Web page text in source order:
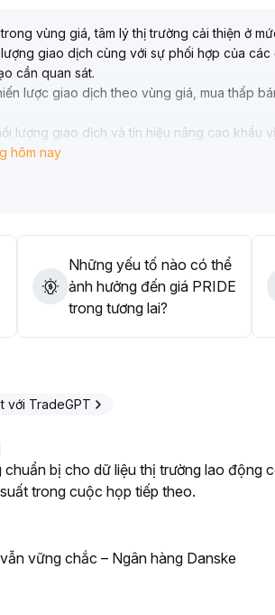
vùng giá, tâm lý thị trường cải thiện ở
giao dịch cùng với sự phối hợp của
cần quan sát.
lược giao dịch theo vùng giá, mua thấp
lượng giao dịch và tín hiệu nâng cao khẩu
tiếp tục ấm lên và khối lượng giao dịch
đủ hoặc thị trường biến động thất
hôm nay
Những yếu tố nào có thể
ảnh hưởng đến giá PRIDE
trong tương lai?
với TradeGPT
bị cho dữ liệu thị trường lao động
trong cuộc họp tiếp theo.
vững chắc – Ngân hàng Danske